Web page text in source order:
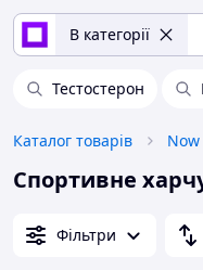
В категорії
Тестостерон
Каталог товарів Now
Спортивне
Фільтри